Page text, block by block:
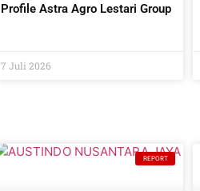
Profile Astra Agro Lestari Group
7 Juli 2026
REPORT